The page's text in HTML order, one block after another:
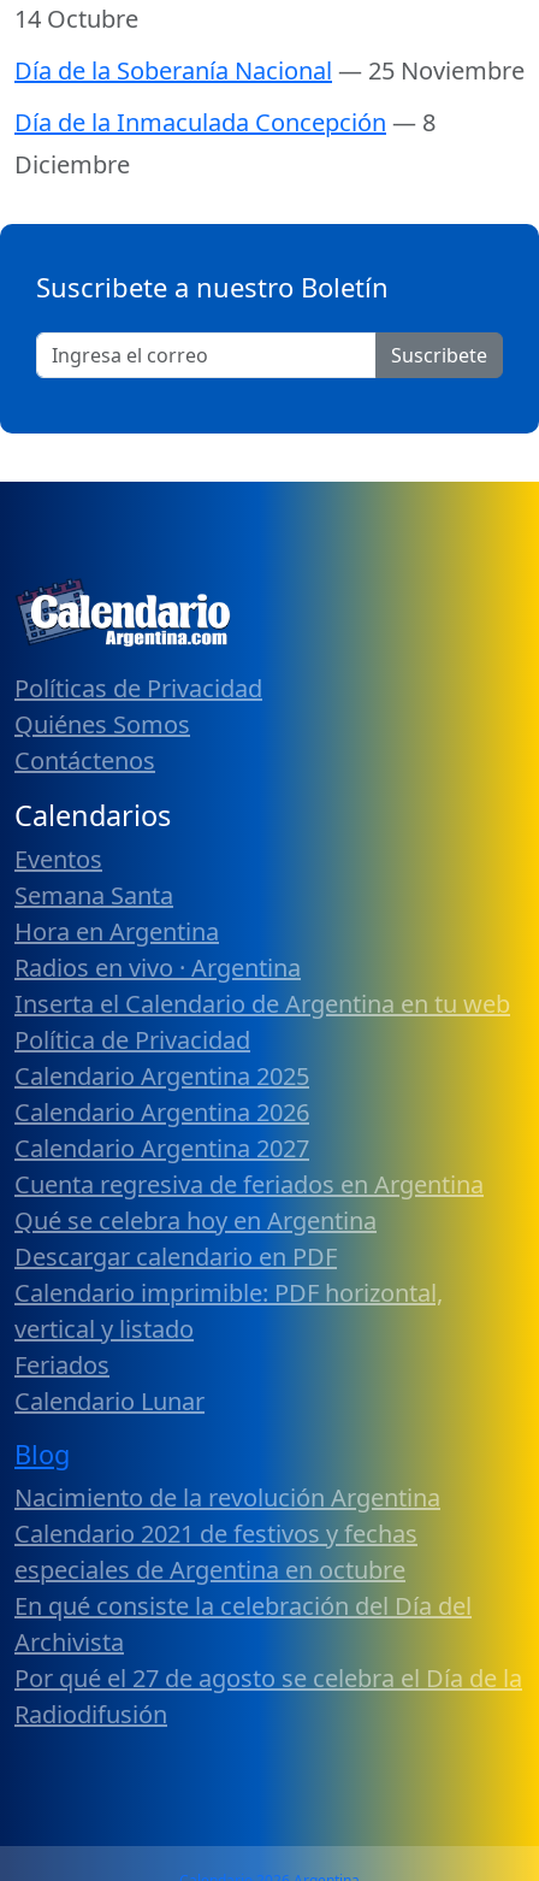
14 Octubre
Día de la Soberanía Nacional — 25 Noviembre
Día de la Inmaculada Concepción — 8
Diciembre
Suscribete a nuestro Boletín
Suscribete
Políticas de Privacidad
Quiénes Somos
Contáctenos
Calendarios
Eventos
Semana Santa
Hora en Argentina
Radios en vivo · Argentina
Inserta el Calendario de Argentina en tu web
Política de Privacidad
Calendario Argentina 2025
Calendario Argentina 2026
Calendario Argentina 2027
Cuenta regresiva de feriados en Argentina
Qué se celebra hoy en Argentina
Descargar calendario en PDF
Calendario imprimible: PDF horizontal,
vertical y listado
Feriados
Calendario Lunar
Blog
Nacimiento de la revolución Argentina
Calendario 2021 de festivos y fechas
especiales de Argentina en octubre
En qué consiste la celebración del Día del
Archivista
Por qué el 27 de agosto se celebra el Día de la
Radiodifusión